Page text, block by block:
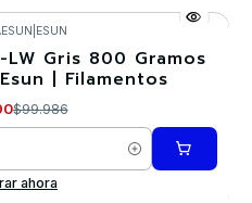
ESUN
LW Gris 800 Gramos
| Filamentos
$99.986
ahora